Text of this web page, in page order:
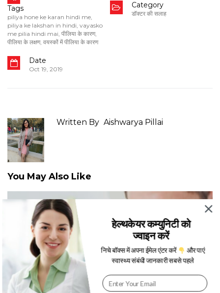
Tags
piliya hone ke karan hindi me,
piliya ke lakshan in hindi, vayasko
me pilia hindi mai, पीलिया के कारण,
पीलिया के लक्षण, वयस्कों में पीलिया के कारण
Category
डॉक्टर की सलाह
Date
Oct 19, 2019
Written By Aishwarya Pillai
You May Also Like
हेल्थकेयर कम्युनिटी को
ज्वाइन करें
निचे बॉक्स में अपना ईमेल एंटर करें
और पाएं
स्वास्थ्य संबंधी जानकारी सबसे पहले